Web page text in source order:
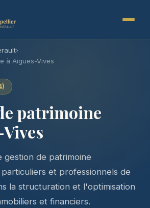
›
à Aigues-Vives
patrimoine
gestion de patrimoine
et professionnels de
la structuration et l'optimisation
et financiers.